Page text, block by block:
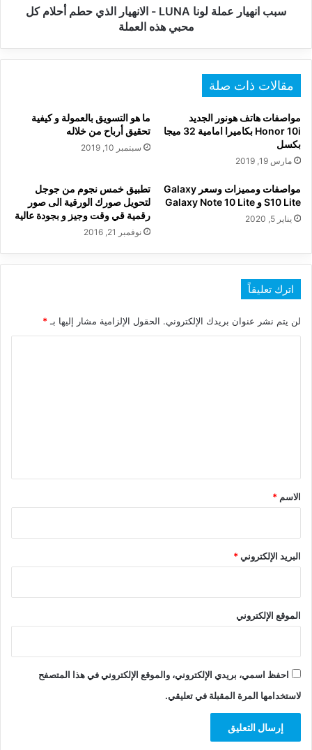
أحلام
سبب انهيار عملة لونا LUNA - الانهيار الذي حطم أحلام كل
محبي هذه العملة
مقالات ذات صلة
مواصفات هاتف هونور الجديد
Honor 10i بكاميرا امامية 32 ميجا
بكسل
مارس 19, 2019
ما هو التسويق بالعمولة و كيفية
تحقيق أرباح من خلاله
سبتمبر 10, 2019
مواصفات ومميزات وسعر Galaxy
S10 Lite و Galaxy Note 10 Lite
يناير 5, 2020
تطبيق خمس نجوم من جوجل
لتحويل صورك الورقية الى صور
رقمية قي وقت وجيز و بجودة عالية
نوفمبر 21, 2016
اترك تعليقاً
لن يتم نشر عنوان بريدك الإلكتروني. الحقول الإلزامية مشار إليها بـ *
*
الاسم *
البريد الإلكتروني*
الموقع الإلكتروني
احفظ اسمي، بريدي الإلكتروني، والموقع الإلكتروني في هذا المتصفح
لاستخدامها المرة المقبلة في تعليقي.